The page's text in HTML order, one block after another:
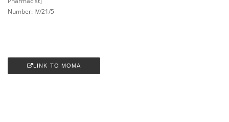
Number: IV/21/5
LINK TO MOMA